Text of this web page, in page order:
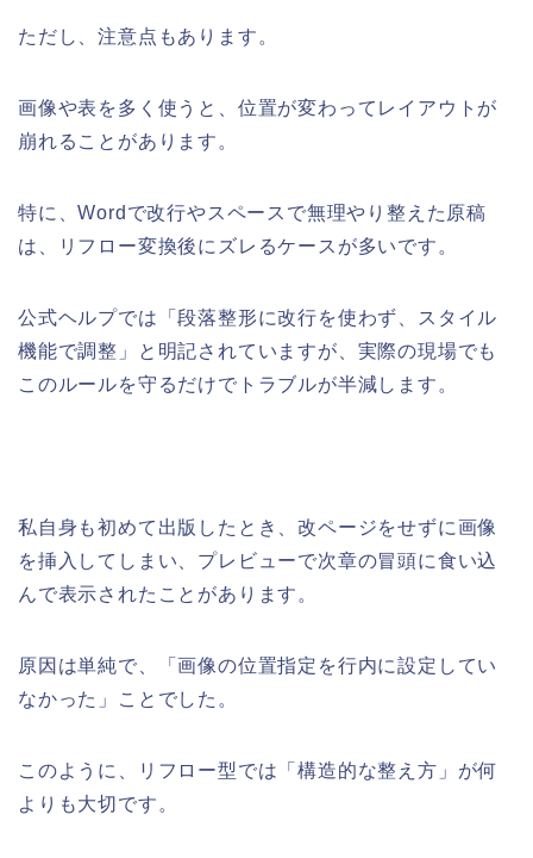
ただし、注意点もあります。
画像や表を多く使うと、位置が変わってレイアウトが
崩れることがあります。
特に、Wordで改行やスペースで無理やり整えた原稿
は、リフロー変換後にズレるケースが多いです。
公式ヘルプでは「段落整形に改行を使わず、スタイル
機能で調整」と明記されていますが、実際の現場でも
このルールを守るだけでトラブルが半減します。
私自身も初めて出版したとき、改ページをせずに画像
を挿入してしまい、プレビューで次章の冒頭に食い込
んで表示されたことがあります。
原因は単純で、「画像の位置指定を行内に設定してい
なかった」ことでした。
このように、リフロー型では「構造的な整え方」が何
よりも大切です。